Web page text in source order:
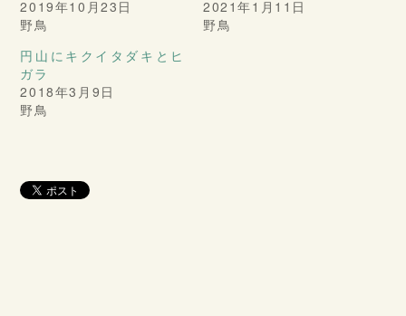
2019年10月23日
野鳥
2021年1月11日
野鳥
円山にキクイタダキとヒ
ガラ
2018年3月9日
野鳥